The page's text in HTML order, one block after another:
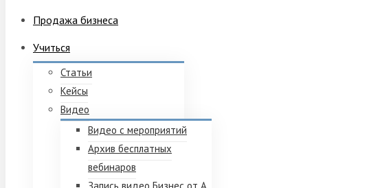
Продажа бизнеса
Учиться
Статьи
Кейсы
Видео
Видео с мероприятий
Архив бесплатных
вебинаров